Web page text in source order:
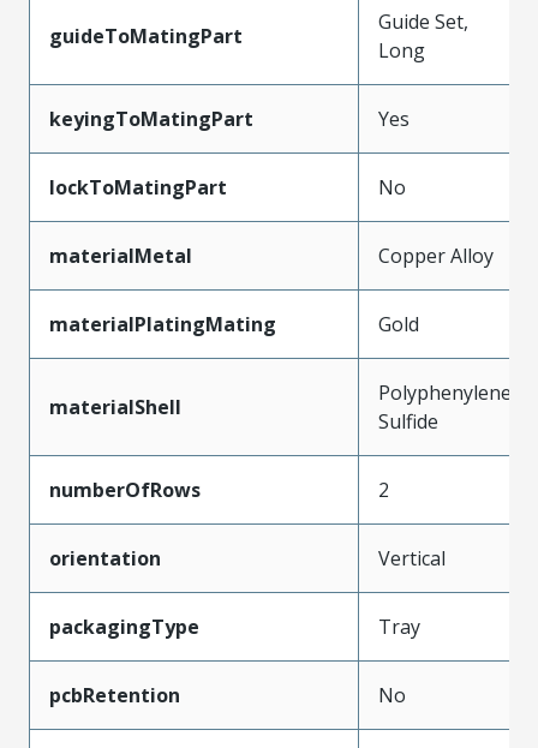
guideToMatingPart
Guide Set,
Long
keyingToMatingPart Yes
lockToMatingPart No
materialMetal Copper Alloy
materialPlatingMating Gold
materialShell
Polyphenylene
Sulfide
numberOfRows 2
orientation Vertical
packagingType Tray
pcbRetention No